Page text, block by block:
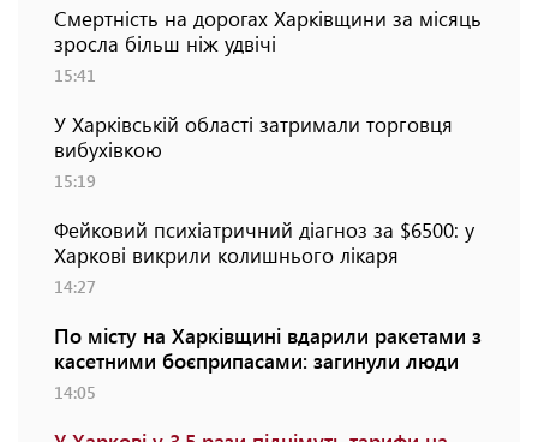
Смертність на дорогах Харківщини за місяць
зросла більш ніж удвічі
15:41
У Харківській області затримали торговця
вибухівкою
15:19
Фейковий психіатричний діагноз за $6500: у
Харкові викрили колишнього лікаря
14:27
По місту на Харківщині вдарили ракетами з
касетними боєприпасами: загинули люди
14:05